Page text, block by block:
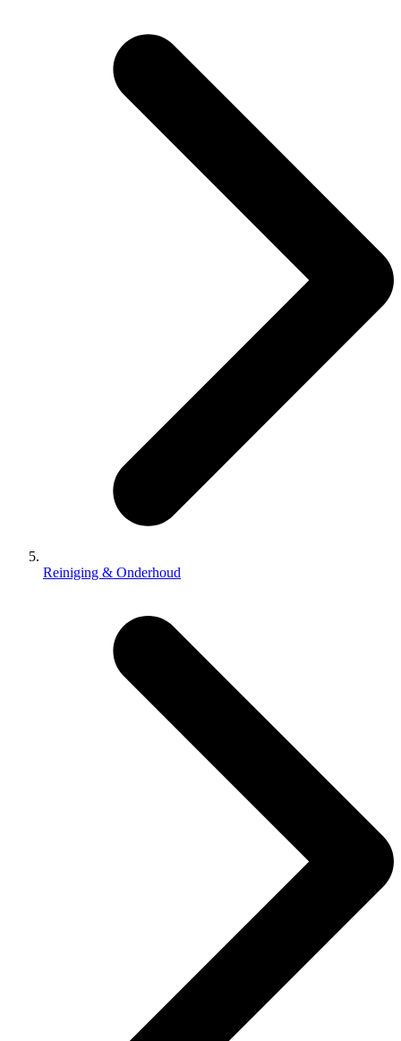
Reiniging & Onderhoud